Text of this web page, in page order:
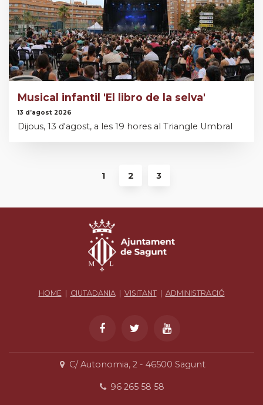
Musical infantil 'El libro de la selva'
13 d’agost 2026
Dijous, 13 d'agost, a les 19 hores al Triangle Umbral
1 2 3
HOME| CIUTADANIA| VISITANT| ADMINISTRACIÓ
C/ Autonomia, 2 - 46500 Sagunt
96 265 58 58